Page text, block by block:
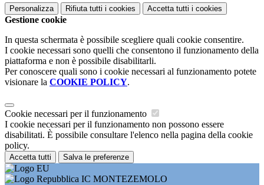
Personalizza Rifiuta tutti i cookies Accetta tutti i cookies
Gestione cookie
In questa schermata è possibile scegliere quali cookie consentire.
I cookie necessari sono quelli che consentono il funzionamento della
piattaforma e non è possibile disabilitarli.
Per conoscere quali sono i cookie necessari al funzionamento potete
visionare la COOKIE POLICY.
Cookie necessari per il funzionamento
I cookie necessari per il funzionamento non possono essere
disabilitati. È possibile consultare l'elenco nella pagina della cookie
policy.
Accetta tutti Salva le preferenze
IC MONTEZEMOLO